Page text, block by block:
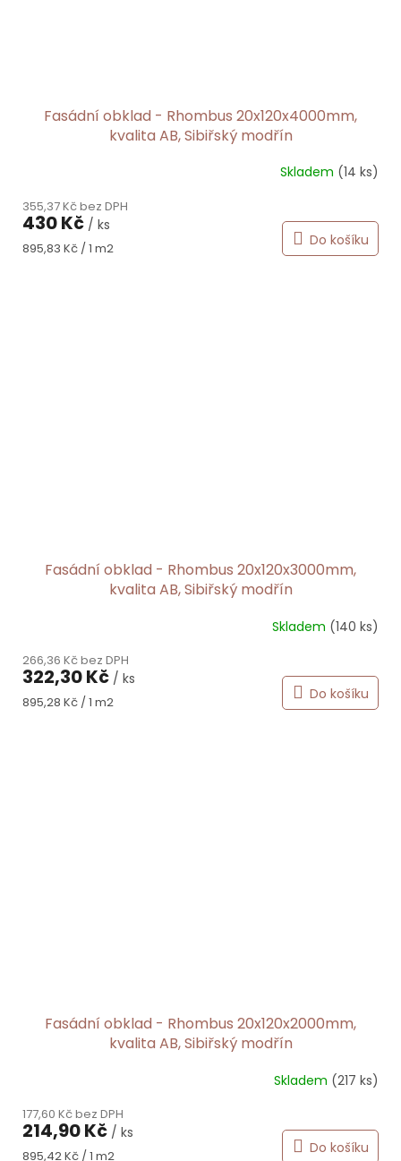
Fasádní obklad - Rhombus 20x120x4000mm,
kvalita AB, Sibiřský modřín
produktu
je
5,0
Skladem (14 ks)
355,37 Kč bez DPH
430 Kč / ks
Měrná
895,83 Kč / 1 m2 Do košíku
Fasádní obklad - Rhombus 20x120x3000mm,
kvalita AB, Sibiřský modřín
Skladem (140 ks)
266,36 Kč bez DPH
322,30 Kč / ks
Měrná
895,28 Kč / 1 m2 Do košíku
Fasádní obklad - Rhombus 20x120x2000mm,
kvalita AB, Sibiřský modřín
Skladem (217 ks)
177,60 Kč bez DPH
214,90 Kč / ks
Měrná
895,42 Kč / 1 m2 Do košíku